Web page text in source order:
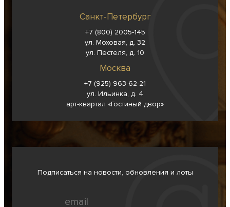
Санкт-Петербург
+7 (800) 2005-145
ул. Моховая, д. 32
ул. Пестеля, д. 10
Москва
+7 (925) 963-62-21
ул. Ильинка, д. 4
арт-квартал «Гостиный двор»
Подписаться на новости, обновления и лоты